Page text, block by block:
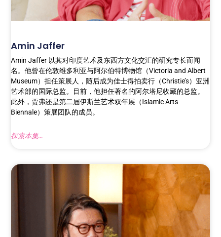
Amin Jaffer
Amin Jaffer 以其对印度艺术及东西方文化交汇的研究专长而闻
名。他曾在伦敦维多利亚与阿尔伯特博物馆（Victoria and Albert
Museum）担任策展人，随后成为佳士得拍卖行（Christie’s）亚洲
艺术部的国际总监。目前，他担任著名的阿尔塔尼收藏的总监。
此外，贾弗还是第二届伊斯兰艺术双年展（Islamic Arts
Biennale）策展团队的成员。
探索本集...